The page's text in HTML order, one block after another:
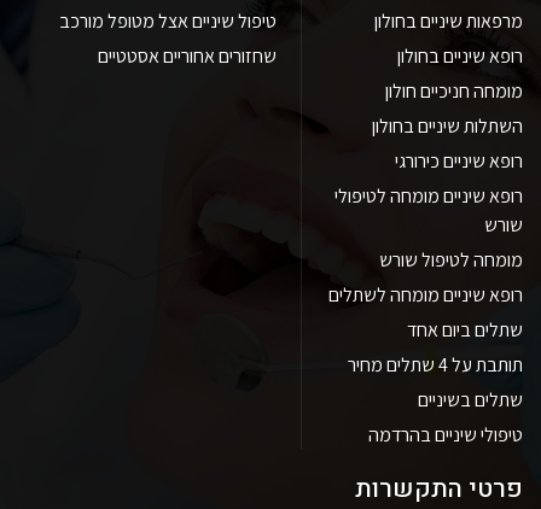
מרפאות שיניים בחולון
רופא שיניים בחולון
מומחה חניכיים חולון
השתלות שיניים בחולון
רופא שיניים כירורגי
רופא שיניים מומחה לטיפולי
שורש
מומחה לטיפול שורש
רופא שיניים מומחה לשתלים
שתלים ביום אחד
תותבת על 4 שתלים מחיר
שתלים בשיניים
טיפולי שיניים בהרדמה
טיפול שיניים אצל מטופל מורכב
שחזורים אחוריים אסטטיים
פרטי התקשרות